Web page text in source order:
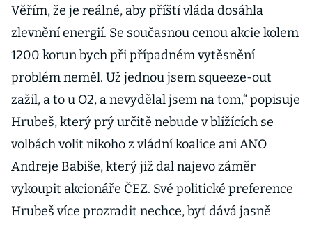
Věřím, že je reálné, aby příští vláda dosáhla
zlevnění energií. Se současnou cenou akcie kolem
1200 korun bych při případném vytěsnění
problém neměl. Už jednou jsem squeeze-out
zažil, a to u O2, a nevydělal jsem na tom,“ popisuje
Hrubeš, který prý určitě nebude v blížících se
volbách volit nikoho z vládní koalice ani ANO
Andreje Babiše, který již dal najevo záměr
vykoupit akcionáře ČEZ. Své politické preference
Hrubeš více prozradit nechce, byť dává jasně